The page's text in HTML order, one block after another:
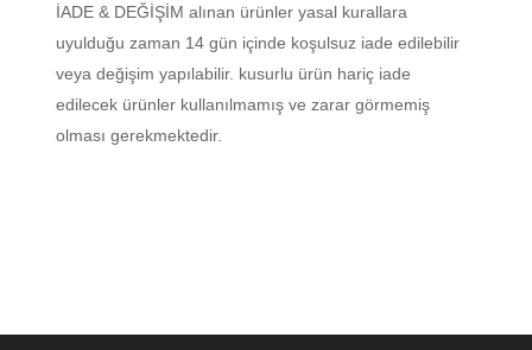
İADE & DEĞİŞİM alınan ürünler yasal kurallara
uyulduğu zaman 14 gün içinde koşulsuz iade edilebilir
veya değişim yapılabilir. kusurlu ürün hariç iade
edilecek ürünler kullanılmamış ve zarar görmemiş
olması gerekmektedir.